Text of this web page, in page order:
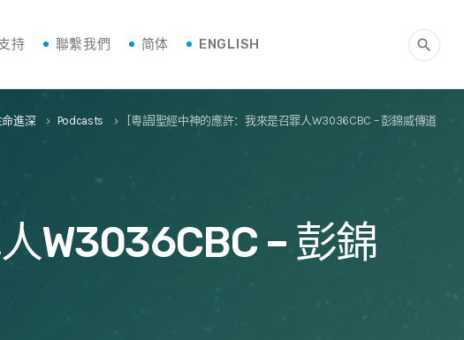
持 聯繫我們 简体 ENGLISH search
進深 keyboard_arrow_right Podcasts keyboard_arrow_right [粵語]聖經中神的應許：我來是召罪人W3036CBC – 彭錦威傳道
W3036CBC – 彭錦